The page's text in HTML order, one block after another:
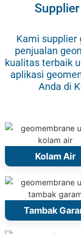
Kami supplier
penjualan
kualitas terbaik
aplikasi
Anda di
Kolam Air
Tambak